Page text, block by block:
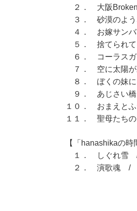
２． 大阪
３． 砂漠のよ
４． お嫁サン
５． 捨てられ
６． コーラス
７． 空に太陽
８． ぼくの妹
９． あじさい
１０． おまえと
１１． 聖母たち
【「hanashikaの
１． しぐれ雪
２． 演歌魂 /